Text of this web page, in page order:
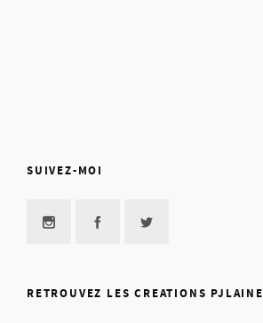
SUIVEZ-MOI
RETROUVEZ LES CREATIONS PJLAINE